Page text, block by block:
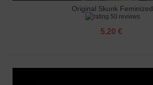
Original Skunk Feminized
50 reviews
5.20 €